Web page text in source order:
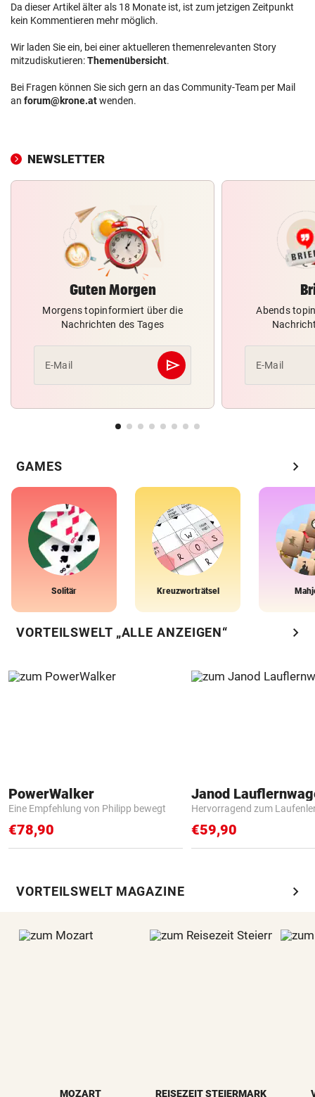
Da dieser Artikel älter als 18 Monate ist, ist zum jetzigen Zeitpunkt
kein Kommentieren mehr möglich.
Wir laden Sie ein, bei einer aktuelleren themenrelevanten Story
mitzudiskutieren:Themenübersicht.
Bei Fragen können Sie sich gern an das Community-Team per Mail
an forum@krone.atwenden.
NEWSLETTER
Guten Morgen
Morgens topinformiert über die
Nachrichten des Tages
E-Mail send
Abschicken
Abends
E-Mail
GAMES chevron_right
Solitär Kreuzworträtsel
VORTEILSWELT „ALLE ANZEIGEN“ chevron_right
PowerWalker
Eine Empfehlung von Philipp bewegt
€78,90
Janod
Hervorragend zum
€59,90
VORTEILSWELT MAGAZINE chevron_right
MOZART REISEZEIT STEIERMARK